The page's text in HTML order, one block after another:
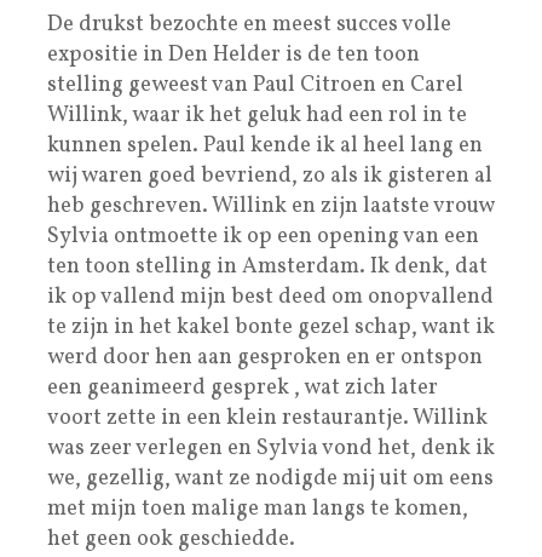
De drukst bezochte en meest succes volle
expositie in Den Helder is de ten toon
stelling geweest van Paul Citroen en Carel
Willink, waar ik het geluk had een rol in te
kunnen spelen. Paul kende ik al heel lang en
wij waren goed bevriend, zo als ik gisteren al
heb geschreven. Willink en zijn laatste vrouw
Sylvia ontmoette ik op een opening van een
ten toon stelling in Amsterdam. Ik denk, dat
ik op vallend mijn best deed om onopvallend
te zijn in het kakel bonte gezel schap, want ik
werd door hen aan gesproken en er ontspon
een geanimeerd gesprek , wat zich later
voort zette in een klein restaurantje. Willink
was zeer verlegen en Sylvia vond het, denk ik
we, gezellig, want ze nodigde mij uit om eens
met mijn toen malige man langs te komen,
het geen ook geschiedde.